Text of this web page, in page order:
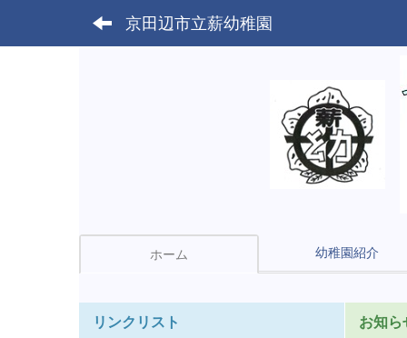
京田辺市立薪幼稚園
ホーム 幼稚園紹介
お知ら
リンクリスト